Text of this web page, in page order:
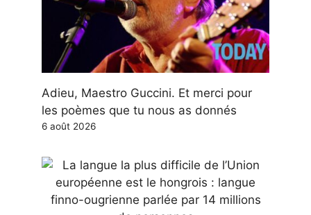
Adieu, Maestro Guccini. Et merci pour
les poèmes que tu nous as donnés
6 août 2026